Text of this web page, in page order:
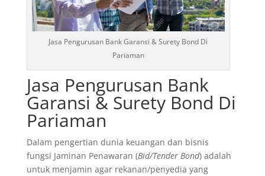
Jasa Pengurusan Bank Garansi & Surety Bond Di
Pariaman
Jasa Pengurusan Bank
Garansi & Surety Bond Di
Pariaman
Dalam pengertian dunia keuangan dan bisnis
fungsi Jaminan Penawaran (Bid/Tender Bond) adalah
untuk menjamin agar rekanan/penyedia yang